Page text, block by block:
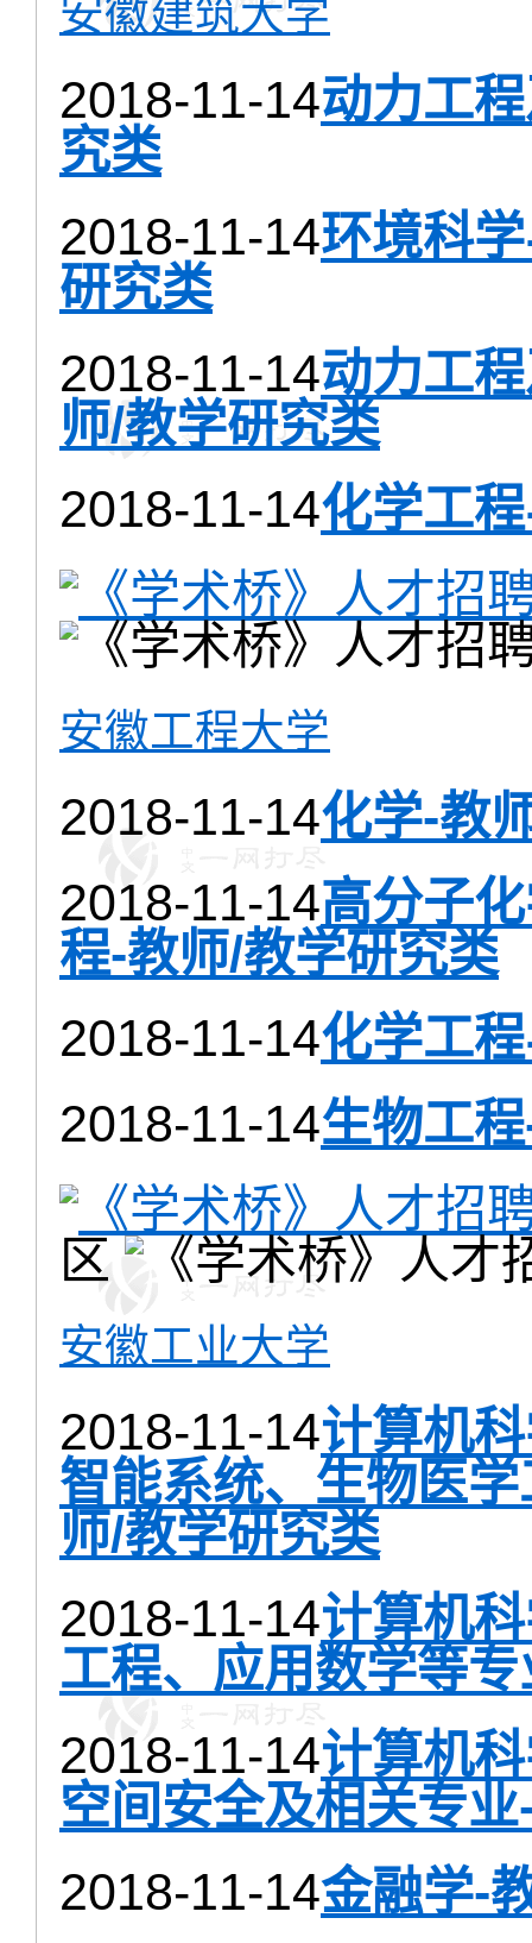
安徽建筑大学
2018-11-14动力工
究类
2018-11-14环境科
研究类
2018-11-14动力工
师/教学研究类
2018-11-14化学工
安徽工程大学
2018-11-14化学-教
2018-11-14高分子
程-教师/教学研究类
2018-11-14化学工
2018-11-14生物工
区
安徽工业大学
2018-11-14计算机
智能系统、生物医
师/教学研究类
2018-11-14计算机
工程、应用数学等
2018-11-14计算机
空间安全及相关专
2018-11-14金融学-